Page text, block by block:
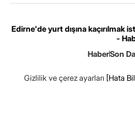
Edirne'de yurt dışına kaçırılmak
-
HaberSon
Gizlilik ve çerez ayarları [Hata